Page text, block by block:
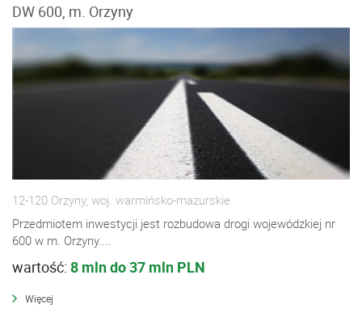
DW 600, m. Orzyny
12-120 Orzyny, woj. warmińsko-mazurskie
Przedmiotem inwestycji jest rozbudowa drogi wojewódzkiej nr
600 w m. Orzyny....
wartość: 8 mln do 37 mln PLN
Więcej